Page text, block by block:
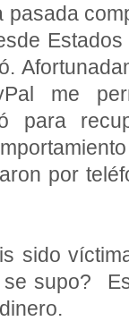
me
para
por
sido
supo?